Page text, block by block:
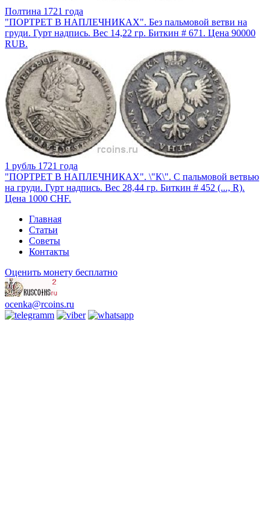
Полтина 1721 года
"ПОРТРЕТ В НАПЛЕЧНИКАХ". Без пальмовой ветви на
груди. Гурт надпись. Вес 14,22 гр. Биткин # 671. Цена 90000
RUB.
1 рубль 1721 года
"ПОРТРЕТ В НАПЛЕЧНИКАХ". \"К\". С пальмовой ветвью
на груди. Гурт надпись. Вес 28,44 гр. Биткин # 452 (..., R).
Цена 1000 CHF.
Главная
Статьи
Советы
Контакты
Оценить монету бесплатно
ocenka@rcoins.ru